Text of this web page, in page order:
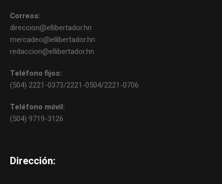
Correos:
direccion@ellibertador.hn
mercadeo@ellibertador.hn
redaccion@ellibertador.hn
Teléfono fijos:
(504) 2221-0373/2221-0504/2221-0706
Teléfono móvil:
(504) 9719-3126
Dirección: